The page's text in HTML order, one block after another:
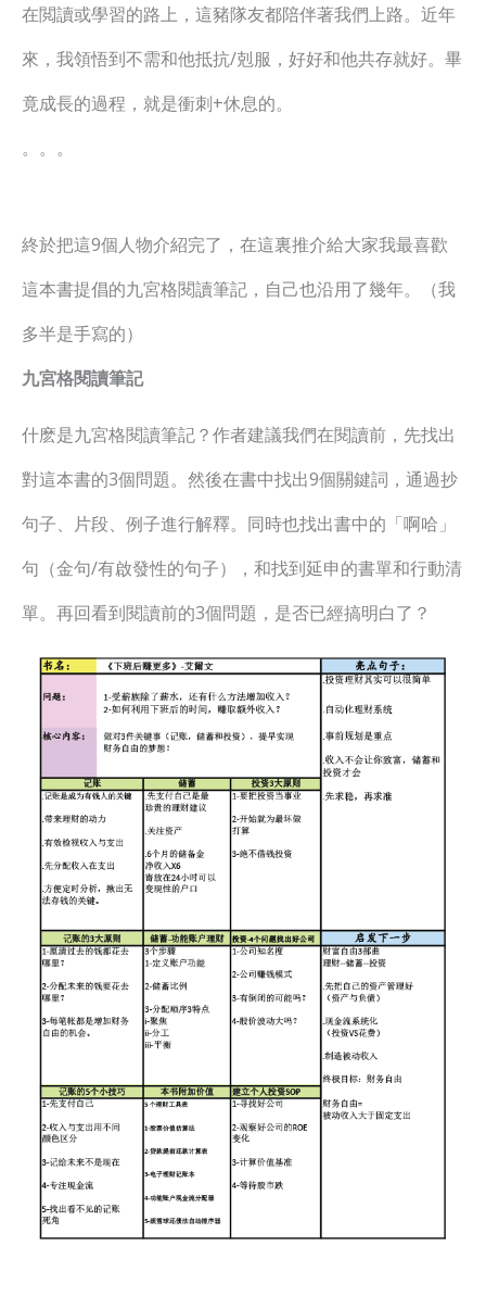
在閲讀或學習的路上，這豬隊友都陪伴著我們上路。近年
來，我領悟到不需和他抵抗/剋服，好好和他共存就好。畢
竟成長的過程，就是衝刺+休息的。
。。。
終於把這9個人物介紹完了，在這裏推介給大家我最喜歡
這本書提倡的九宮格閱讀筆記，自己也沿用了幾年。（我
多半是手寫的）
九宮格閱讀筆記
什麽是九宮格閱讀筆記？作者建議我們在閱讀前，先找出
對這本書的3個問題。然後在書中找出9個關鍵詞，通過抄
句子、片段、例子進行解釋。同時也找出書中的「啊哈」
句（金句/有啟發性的句子），和找到延申的書單和行動清
單。再回看到閱讀前的3個問題，是否已經搞明白了？